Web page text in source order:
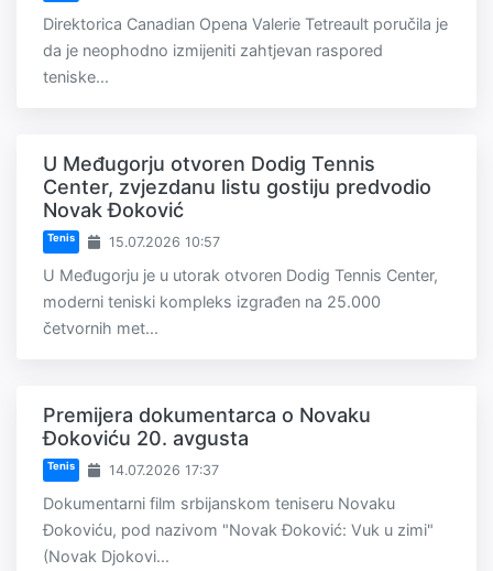
Direktorica Canadian Opena Valerie Tetreault poručila je
da je neophodno izmijeniti zahtjevan raspored
teniske...
U Međugorju otvoren Dodig Tennis
Center, zvjezdanu listu gostiju predvodio
Novak Đoković
Tenis 15.07.2026 10:57
U Međugorju je u utorak otvoren Dodig Tennis Center,
moderni teniski kompleks izgrađen na 25.000
četvornih met...
Premijera dokumentarca o Novaku
Đokoviću 20. avgusta
Tenis 14.07.2026 17:37
Dokumentarni film srbijanskom teniseru Novaku
Đokoviću, pod nazivom "Novak Đoković: Vuk u zimi"
(Novak Djokovi...